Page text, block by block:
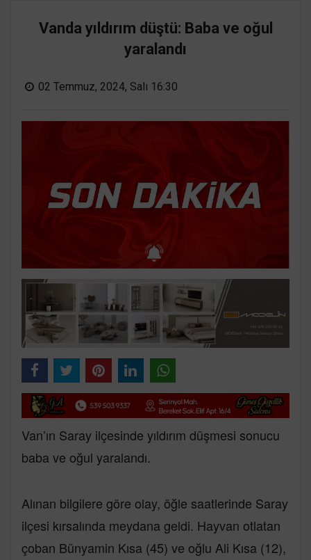
Vanda yıldırım düştü: Baba ve oğul
yaralandı
02 Temmuz, 2024, Salı 16:30
Van’ın Saray ilçesinde yıldırım düşmesi sonucu
baba ve oğul yaralandı.
Alınan bilgilere göre olay, öğle saatlerinde Saray
ilçesi kırsalında meydana geldi. Hayvan otlatan
çoban Bünyamin Kısa (45) ve oğlu Ali Kısa (12),